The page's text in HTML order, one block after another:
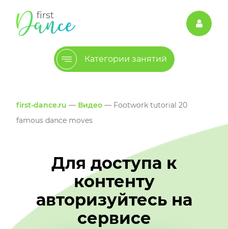
Категории занятий
first-dance.ru — Видео — Footwork tutorial 20
famous dance moves
Для доступа к
контенту
авторизуйтесь на
сервисе